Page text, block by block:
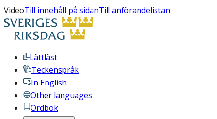
VideoTill innehåll på sidanTill anförandelistan
Lättläst
Teckenspråk
In English
Other languages
Ordbok